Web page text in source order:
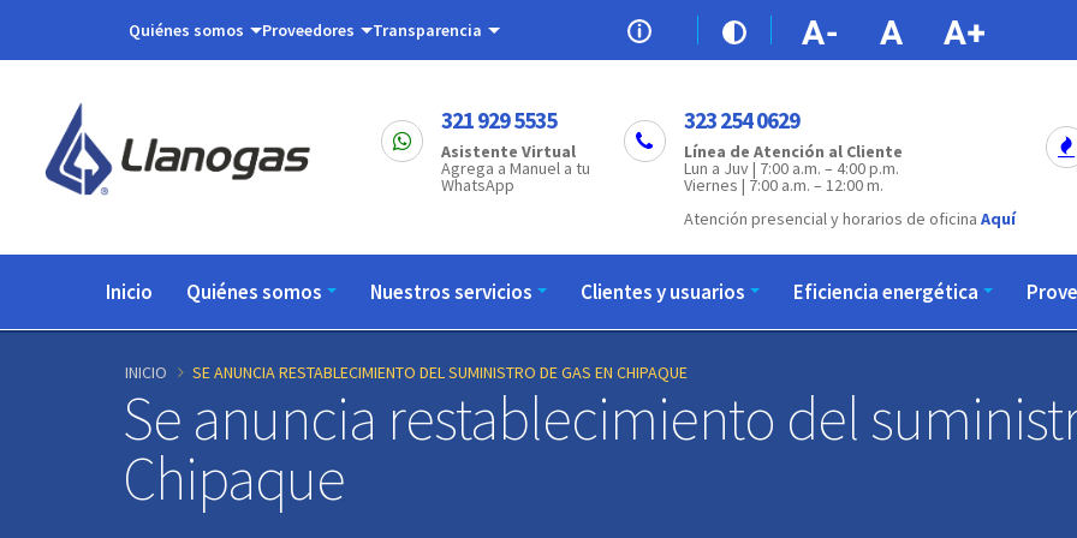
Quiénes somos Proveedores Transparencia
321 929 5535
Asistente Virtual
Agrega a Manuel a tu
WhatsApp
323 254 0629
Línea de Atención al Cliente
Lun a Juv | 7:00 a.m. – 4:00 p.m.
Viernes | 7:00 a.m. – 12:00 m.
Atención presencial y horarios de oficina Aquí
Navegación
principal
Inicio Quiénes somos Nuestros servicios Clientes y usuarios Eficiencia energética
INICIO SE ANUNCIA RESTABLECIMIENTO DEL SUMINISTRO DE GAS EN CHIPAQUE
Se anuncia restablecimiento del
Chipaque